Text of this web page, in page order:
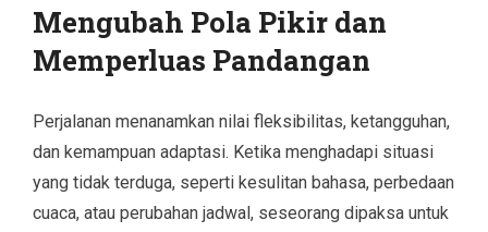
Mengubah Pola Pikir dan
Memperluas Pandangan
Perjalanan menanamkan nilai fleksibilitas, ketangguhan,
dan kemampuan adaptasi. Ketika menghadapi situasi
yang tidak terduga, seperti kesulitan bahasa, perbedaan
cuaca, atau perubahan jadwal, seseorang dipaksa untuk